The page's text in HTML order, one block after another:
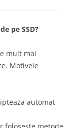
pe SSD?
mult mai
Motivele
automat